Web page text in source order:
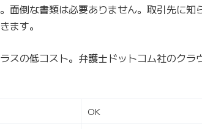
面倒な書類は必要ありません。取引先に知
ます。
スの低コスト。弁護士ドットコム社のク
OK